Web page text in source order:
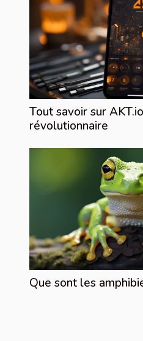
Tout savoir sur
révolutionnaire
Que sont les